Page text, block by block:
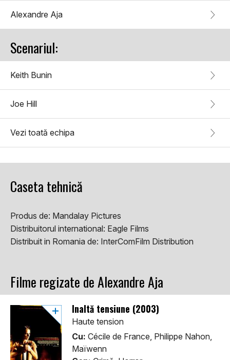
Alexandre Aja
Scenariul:
Keith Bunin
Joe Hill
Vezi toată echipa
Caseta tehnică
Produs de: Mandalay Pictures
Distribuitorul international: Eagle Films
Distribuit in Romania de: InterComFilm Distribution
Filme regizate de Alexandre Aja
Înaltă tensiune (2003)
Haute tension
Cu: Cécile de France, Philippe Nahon,
Maïwenn